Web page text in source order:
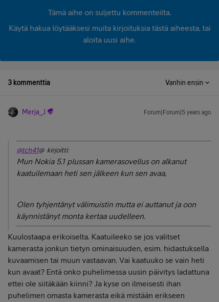
Tämä aihe on suljettu kommenteilta.
Käytä hakua löytääksesi muita kirjoituksia tästä aiheesta, tai
aloita uusi aihe.
3 kommenttia Vanhin ensin
Merja_J Forum|Forum|5 years ago
@tch41@ kirjoitti:
Mun Nokia 5.1 plussan kamerasovellus on alkanut
kaatuilemaan heti sen jälkeen kun sen avaa,
Olen tyhjentänyt välimuistin mutta ei auttanut ja oon
käynnistänyt monta kertaa uudelleen.
Kuulostaapa erikoiselta. Kaatuileeko se jos valitset
kamerasta jonkun tietyn ominaisuuden, esim. hidastuksella
kuvaamisen tai muun vastaavan. Vai kaatuuko se vain heti
kun avaat? Entä onko puhelimessa uusin päivitys ladattuna
ettei ole siitäkään kiinni? Ja kyse on ilmeisesti ihan
puhelimen omasta kamerasta eikä mistään erikseen